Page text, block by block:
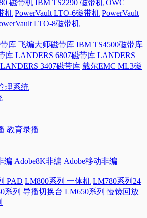
磁带机 IBM TS2290 磁带机 OWC
机 PowerVault LTO-6磁带机 PowerVault
LTO-8磁带机
库 飞编大师磁带库 IBM TS4500磁带库
库 LANDERS 6807磁带库 LANDERS
LANDERS 3407磁带库 戴尔EMC ML3磁
理系统
教育录播
编 Adobe8K非编 Adobe移动非编
PAD LM800系列 一体机 LM780系列24
系列 导播切换台 LM650系列 慢镜回放